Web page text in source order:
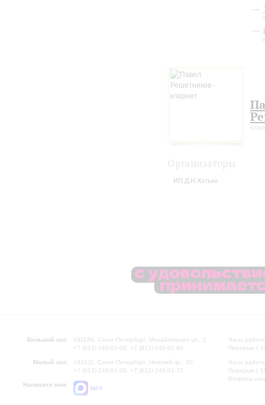
ИП Д.Н.Хотько
Большой зал:
191186, Санкт-Петербург, Михайловская ул., 2
+7 (812) 240-01-00, +7 (812) 240-01-80
Малый зал:
191011, Санкт-Петербург, Невский пр., 30
+7 (812) 240-01-00, +7 (812) 240-01-70
Напишите нам:
MAX
Часы
Перерыв с
Часы
Перерыв с
Вопросы